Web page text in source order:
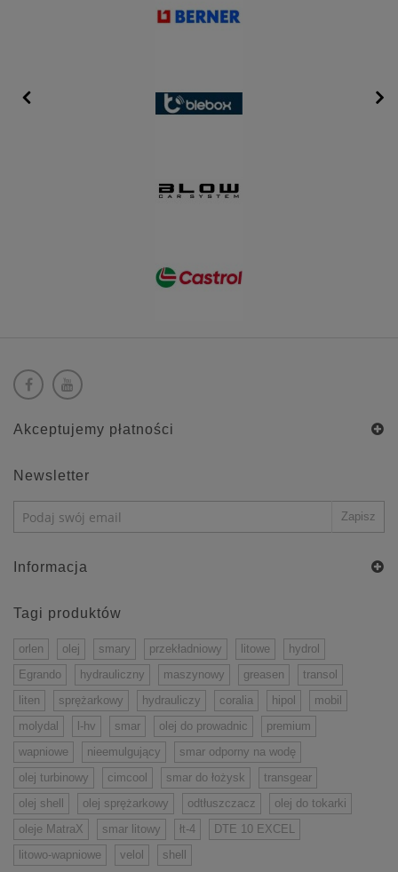
Akceptujemy płatności
Newsletter
Informacja
Tagi produktów
orlen olej smary przekładniowy litowe
hydrol
Egrando
hydrauliczny maszynowy greasen
transol
liten
sprężarkowy hydrauliczy coralia hipol
mobil
molydal
l-hv smar olej do prowadnic
premium
wapniowe
nieemulgujący
smar odporny na wodę
olej turbinowy
cimcool smar do łożysk
transgear
olej shell
olej sprężarkowy odtłuszczacz
olej do tokarki
oleje MatraX
smar litowy łt-4
DTE 10 EXCEL
litowo-wapniowe
velol shell